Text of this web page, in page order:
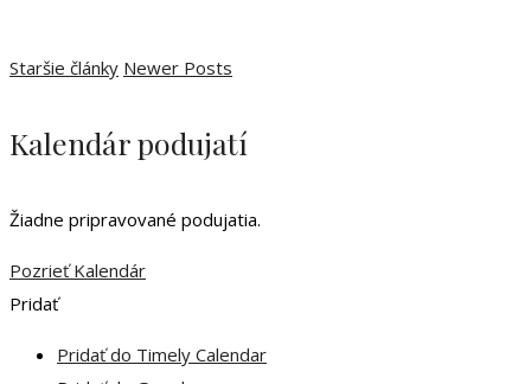
Staršie články Newer Posts
Kalendár podujatí
Žiadne pripravované podujatia.
Pozrieť Kalendár
Pridať
Pridať do Timely Calendar